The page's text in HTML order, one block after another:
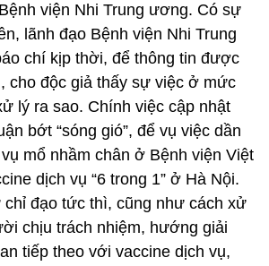
viện Nhi Trung ương. Có sự
lãnh đạo Bệnh viện Nhi Trung
chí kịp thời, để thông tin được
cho độc giả thấy sự việc ở mức
lý ra sao. Chính việc cập nhật
bớt “sóng gió”, để vụ việc dần
mổ nhầm chân ở Bệnh viện Việt
dịch vụ “6 trong 1” ở Hà Nội.
chỉ đạo tức thì, cũng như cách xử
chịu trách nhiệm, hướng giải
tiếp theo với vaccine dịch vụ,